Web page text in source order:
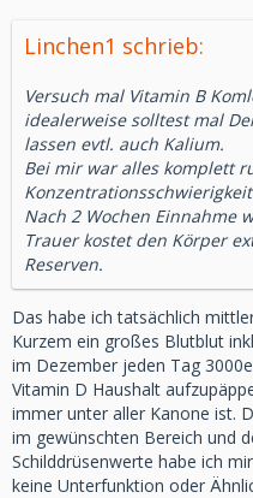
Linchen1 schrieb:
Versuch mal Vitamin B
idealerweise solltest mal
lassen evtl. auch Kalium.
Bei mir war alles komplett
Nach 2 Wochen Einnahme
Trauer kostet den Körper
Reserven.
Das habe ich tatsächlich
Kurzem ein großes Blutblut
im Dezember jeden Tag
Vitamin D Haushalt
immer unter aller Kanone ist.
im gewünschten Bereich und
Schilddrüsenwerte habe ich
keine Unterfunktion oder